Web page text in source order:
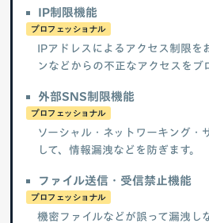
IP制限機能
プロフェッショナル
IPアドレスによるアクセス制限を
ンなどからの不正なアクセスをブ
外部SNS制限機能
プロフェッショナル
ソーシャル・ネットワーキング・
して、情報漏洩などを防ぎます。
ファイル送信・受信禁止機能
プロフェッショナル
機密ファイルなどが誤って漏洩し